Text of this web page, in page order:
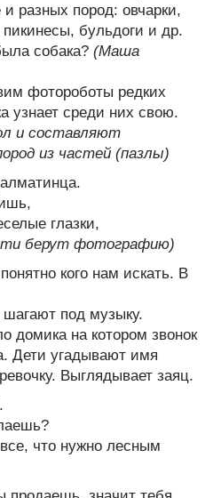
разных пород: овчарки,
бульдоги и др.
собака? (Маша
фотороботы редких
узнает среди них свою.
и составляют
из частей (пазлы)
глазки,
берут фотографию)
кого нам искать. В
под музыку.
домика на котором звонок
Дети угадывают имя
Выглядывает заяц.
что нужно лесным